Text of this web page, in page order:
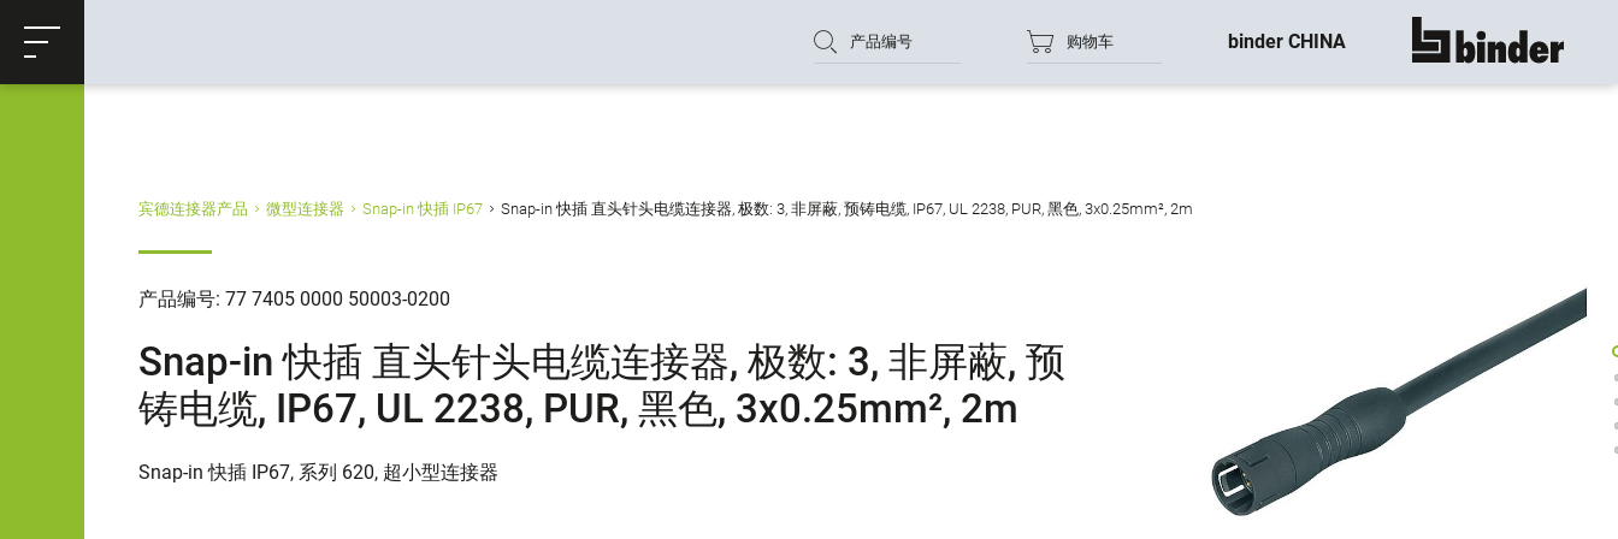
购物车
产品编号 购物车 binder CHINA 显示所有
宾德连接器产品 微型连接器 Snap-in 快插 IP67 Snap-in 快插 直头针头电缆连接器, 极数: 3, 非屏蔽, 预铸电缆, IP67, UL 2238, PUR, 黑色, 3x0.25mm², 2m
产品编号: 77 7405 0000 50003-0200
Snap-in 快插 直头针头电缆连接器, 极数: 3, 非屏蔽, 预
铸电缆, IP67, UL 2238, PUR, 黑色, 3x0.25mm², 2m
Snap-in 快插 IP67, 系列 620, 超小型连接器